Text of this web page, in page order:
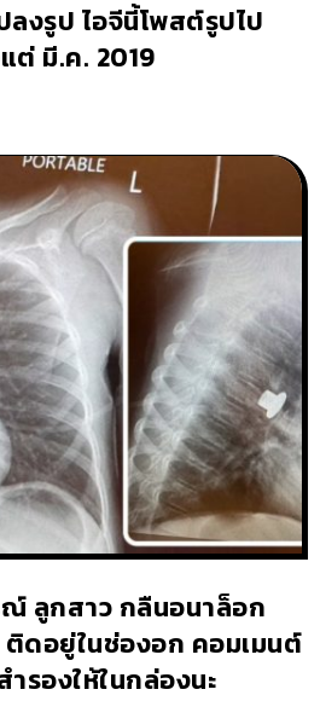
งรูป ไอจีนี้โพสต์รูปไป
ต่ มี.ค. 2019
ลูกสาว กลืนอนาล็อก
ดอยู่ในช่องอก คอมเมนต์
รองให้ในกล่องนะ